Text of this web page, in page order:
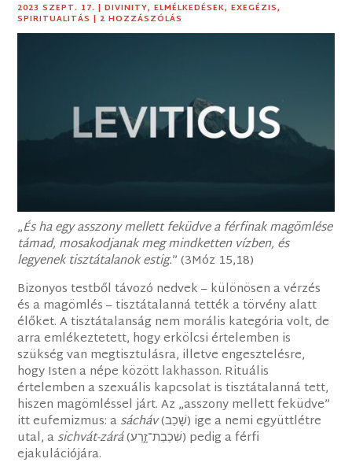
2023 SZEPT. 17. |DIVINITY,ELMÉLKEDÉSEK,EXEGÉZIS,
SPIRITUALITÁS | 2 HOZZÁSZÓLÁS
„És ha egy asszony mellett feküdve a férfinak magömlése
támad, mosakodjanak meg mindketten vízben, és
legyenek tisztátalanok estig.” (3Móz 15,18)
Bizonyos testből távozó nedvek – különösen a vérzés
és a magömlés – tisztátalanná tették a törvény alatt
élőket. A tisztátalanság nem morális kategória volt, de
arra emlékeztetett, hogy erkölcsi értelemben is
szükség van megtisztulásra, illetve engesztelésre,
hogy Isten a népe között lakhasson. Rituális
értelemben a szexuális kapcsolat is tisztátalanná tett,
hiszen magömléssel járt. Az „asszony mellett feküdve”
itt eufemizmus: asácháv(שָׁכַב) ige a nemi együttlétre
utal, asichvát-zárá(‎שִׁכְבַת־זָ֑רַע) pedig a férfi
ejakulációjára.